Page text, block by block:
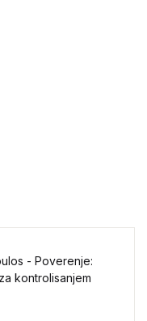
- Poverenje:
kontrolisanjem